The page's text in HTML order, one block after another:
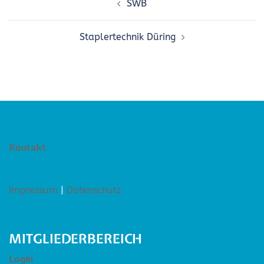
SWB
Staplertechnik Düring
Kontakt
Impressum | Datenschutz
MITGLIEDERBEREICH
Login